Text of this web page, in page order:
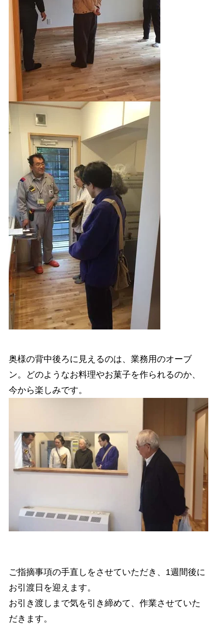
奥様の背中後ろに見えるのは、業務用のオーブ
ン。どのようなお料理やお菓子を作られるのか、
今から楽しみです。
ご指摘事項の手直しをさせていただき、1週間後に
お引渡日を迎えます。
お引き渡しまで気を引き締めて、作業させていた
だきます。